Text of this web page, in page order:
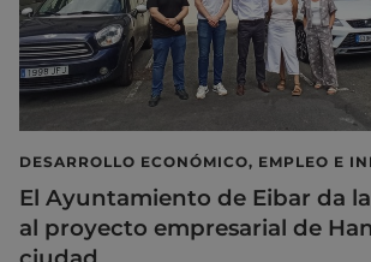
DESARROLLO ECONÓMICO, EMPLEO E
El Ayuntamiento de Eibar da
al proyecto empresarial de